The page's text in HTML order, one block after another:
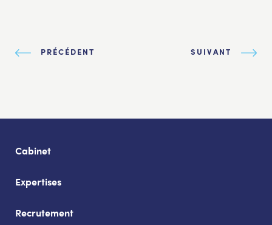
PRÉCÉDENT SUIVANT
Cabinet
Expertises
Recrutement